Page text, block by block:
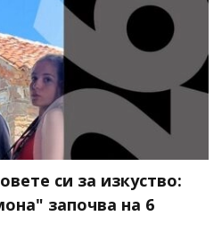
си за изкуство:
започва на 6